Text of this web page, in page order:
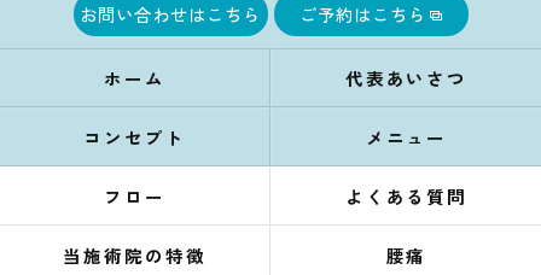
お問い合わせはこちら ご予約はこちら
ホーム 代表あいさつ
コンセプト メニュー
フロー よくある質問
当施術院の特徴 腰痛